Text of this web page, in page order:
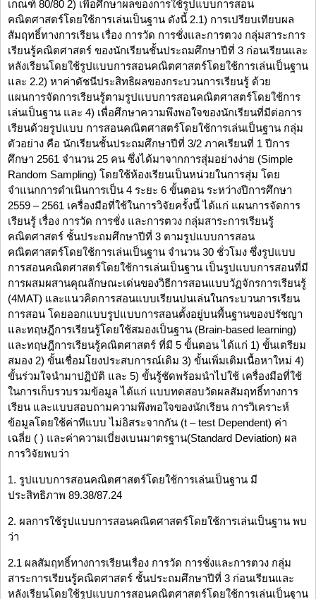
เกณฑ์ 80/80 2) เพื่อศึกษาผลของการใช้รูปแบบการสอน
คณิตศาสตร์โดยใช้การเล่นเป็นฐาน ดังนี้ 2.1) การเปรียบเทียบผล
สัมฤทธิ์ทางการเรียน เรื่อง การวัด การชั่งและการตวง กลุ่มสาระการ
เรียนรู้คณิตศาสตร์ ของนักเรียนชั้นประถมศึกษาปีที่ 3 ก่อนเรียนและ
หลังเรียนโดยใช้รูปแบบการสอนคณิตศาสตร์โดยใช้การเล่นเป็นฐาน
และ 2.2) หาค่าดัชนีประสิทธิผลของกระบวนการเรียนรู้ ด้วย
แผนการจัดการเรียนรู้ตามรูปแบบการสอนคณิตศาสตร์โดยใช้การ
เล่นเป็นฐาน และ 4) เพื่อศึกษาความพึงพอใจของนักเรียนที่มีต่อการ
เรียนด้วยรูปแบบ การสอนคณิตศาสตร์โดยใช้การเล่นเป็นฐาน กลุ่ม
ตัวอย่าง คือ นักเรียนชั้นประถมศึกษาปีที่ 3/2 ภาคเรียนที่ 1 ปีการ
ศึกษา 2561 จำนวน 25 คน ซึ่งได้มาจากการสุ่มอย่างง่าย (Simple
Random Sampling) โดยใช้ห้องเรียนเป็นหน่วยในการสุ่ม โดย
จำแนกการดำเนินการเป็น 4 ระยะ 6 ขั้นตอน ระหว่างปีการศึกษา
2559 – 2561 เครื่องมือที่ใช้ในการวิจัยครั้งนี้ ได้แก่ แผนการจัดการ
เรียนรู้ เรื่อง การวัด การชั่ง และการตวง กลุ่มสาระการเรียนรู้
คณิตศาสตร์ ชั้นประถมศึกษาปีที่ 3 ตามรูปแบบการสอน
คณิตศาสตร์โดยใช้การเล่นเป็นฐาน จำนวน 30 ชั่วโมง ซึ่งรูปแบบ
การสอนคณิตศาสตร์โดยใช้การเล่นเป็นฐาน เป็นรูปแบบการสอนที่มี
การผสมผสานคุณลักษณะเด่นของวิธีการสอนแบบวัฏจักรการเรียนรู้
(4MAT) และแนวคิดการสอนแบบเรียนปนเล่นในกระบวนการเรียน
การสอน โดยออกแบบรูปแบบการสอนตั้งอยู่บนพื้นฐานของปรัชญา
และทฤษฎีการเรียนรู้โดยใช้สมองเป็นฐาน (Brain-based learning)
และทฤษฎีการเรียนรู้คณิตศาสตร์ ที่มี 5 ขั้นตอน ได้แก่ 1) ขั้นเตรียม
สมอง 2) ขั้นเชื่อมโยงประสบการณ์เดิม 3) ขั้นเพิ่มเติมเนื้อหาใหม่ 4)
ขั้นร่วมใจนำมาปฏิบัติ และ 5) ขั้นรู้ชัดพร้อมนำไปใช้ เครื่องมือที่ใช้
ในการเก็บรวบรวมข้อมูล ได้แก่ แบบทดสอบวัดผลสัมฤทธิ์ทางการ
เรียน และแบบสอบถามความพึงพอใจของนักเรียน การวิเคราะห์
ข้อมูลโดยใช้ค่าทีแบบ ไม่อิสระจากกัน (t – test Dependent) ค่า
เฉลี่ย ( ) และค่าความเบี่ยงเบนมาตรฐาน(Standard Deviation) ผล
การวิจัยพบว่า
1. รูปแบบการสอนคณิตศาสตร์โดยใช้การเล่นเป็นฐาน มี
ประสิทธิภาพ 89.38/87.24
2. ผลการใช้รูปแบบการสอนคณิตศาสตร์โดยใช้การเล่นเป็นฐาน พบ
ว่า
2.1 ผลสัมฤทธิ์ทางการเรียนเรื่อง การวัด การชั่งและการตวง กลุ่ม
สาระการเรียนรู้คณิตศาสตร์ ชั้นประถมศึกษาปีที่ 3 ก่อนเรียนและ
หลังเรียนโดยใช้รูปแบบการสอนคณิตศาสตร์โดยใช้การเล่นเป็นฐาน